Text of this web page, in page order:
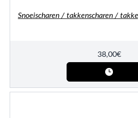
38,00€